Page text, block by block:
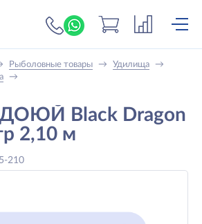
+7 (919) 698-56-
Рыболовные товары → Удилища
→
→
ДОЮЙ Black Dragon
2,10 м
210